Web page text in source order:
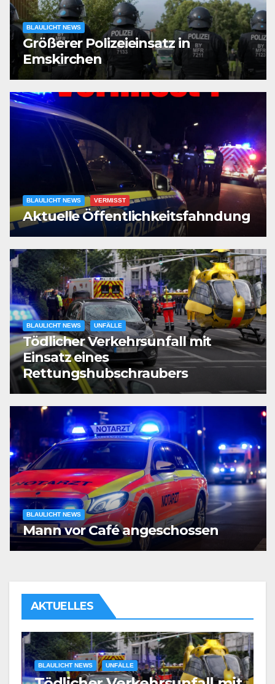
BLAULICHT NEWS
Größerer Polizeieinsatz in
Emskirchen
BLAULICHT NEWS VERMISST
Aktuelle Öffentlichkeitsfahndung
BLAULICHT NEWS UNFÄLLE
Tödlicher Verkehrsunfall mit
Einsatz eines
Rettungshubschraubers
BLAULICHT NEWS
Mann vor Café angeschossen
AKTUELLES
BLAULICHT NEWS UNFÄLLE